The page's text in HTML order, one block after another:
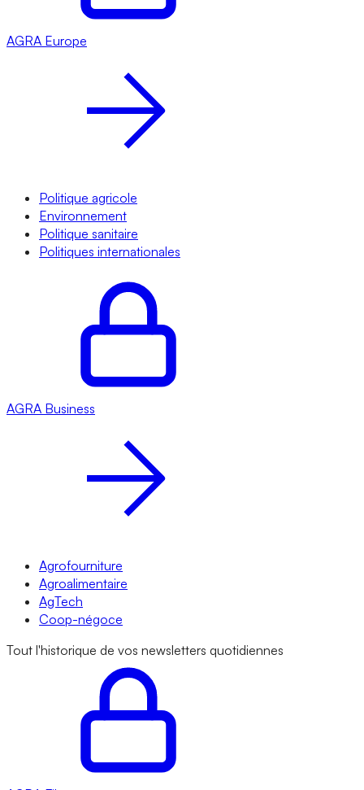
AGRA Europe
Politique agricole
Environnement
Politique sanitaire
Politiques internationales
AGRA Business
Agrofourniture
Agroalimentaire
AgTech
Coop-négoce
Tout l'historique de vos newsletters quotidiennes